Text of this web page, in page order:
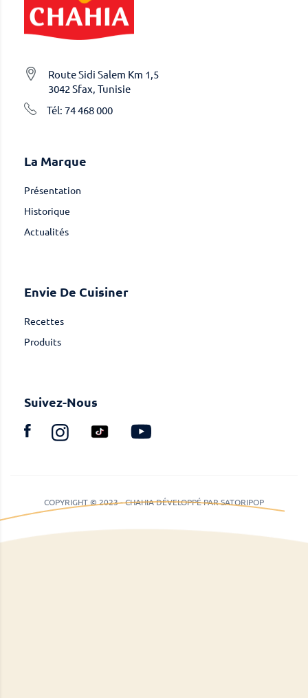
Route Sidi Salem Km 1,5
3042 Sfax, Tunisie
Tél: 74 468 000
La Marque
Présentation
Historique
Actualités
Envie De Cuisiner
Recettes
Produits
Suivez-Nous
COPYRIGHT © 2023 - CHAHIA DÉVELOPPÉ PAR SATORIPOP